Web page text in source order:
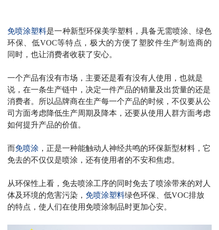
免喷涂塑料是一种新型环保美学塑料，具备无需喷涂、绿色
环保、低VOC等特点，极大的方便了塑胶件生产制造商的
同时，也让消费者收获了安心。
一个产品有没有市场，主要还是看有没有人使用，也就是
说，在一条生产链中，决定一件产品的销量及出货量的还是
消费者。所以品牌商在生产每一个产品的时候，不仅要从公
司方面考虑降低生产周期及降本，还要从使用人群方面考虑
如何提升产品的价值。
而免喷涂 ，正是一种能触动人神经共鸣的环保新型材料，它
免去的不仅仅是喷涂，还有使用者的不安和焦虑。
从环保性上看，免去喷涂工序的同时免去了喷涂带来的对人
体及环境的危害污染， 免喷涂塑料绿色环保、低VOC排放
的特点，使人们在使用免喷涂制品时更加心安。